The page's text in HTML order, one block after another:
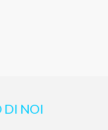
DI NOI